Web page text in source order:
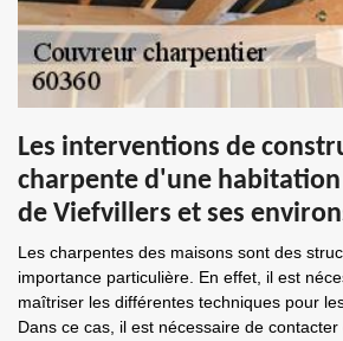
Les interventions de
charpente d'une
de Viefvillers et ses
Les charpentes des maisons sont des
importance particulière. En effet, il est
maîtriser les différentes techniques pour
Dans ce cas, il est nécessaire de